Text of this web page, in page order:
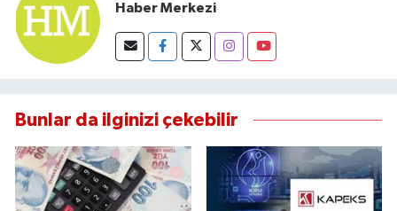
Haber Merkezi
Bunlar da ilginizi çekebilir